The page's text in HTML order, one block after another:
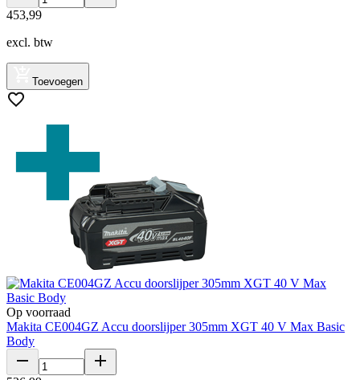
453,99
excl. btw
Toevoegen
Op voorraad
Makita CE004GZ Accu doorslijper 305mm XGT 40 V Max Basic
Body